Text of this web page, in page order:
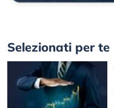
Selezionati per te